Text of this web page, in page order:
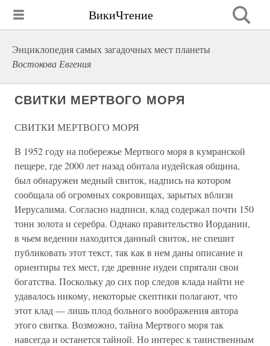
ВикиЧтение
Энциклопедия самых загадочных мест планеты
Востокова Евгения
СВИТКИ МЕРТВОГО МОРЯ
СВИТКИ МЕРТВОГО МОРЯ
В 1952 году на побережье Мертвого моря в кумранской
пещере, где 2000 лет назад обитала иудейская община,
был обнаружен медный свиток, надпись на котором
сообщала об огромных сокровищах, зарытых вблизи
Иерусалима. Согласно надписи, клад содержал почти 150
тонн золота и серебра. Однако правительство Иордании,
в чьем ведении находится данный свиток, не спешит
публиковать этот текст, так как в нем даны описание и
ориентиры тех мест, где древние иудеи спрятали свои
богатства. Поскольку до сих пор следов клада найти не
удавалось никому, некоторые скептики полагают, что
этот клад — лишь плод больного воображения автора
этого свитка. Возможно, тайна Мертвого моря так
навсегда и останется тайной. Но интерес к таинственным